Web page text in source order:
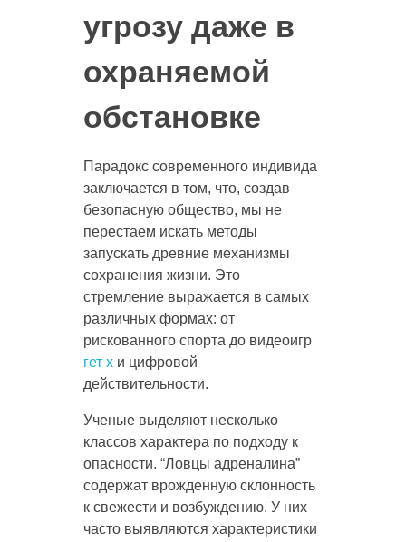
угрозу даже в
охраняемой
обстановке
Парадокс современного индивида
заключается в том, что, создав
безопасную общество, мы не
перестаем искать методы
запускать древние механизмы
сохранения жизни. Это
стремление выражается в самых
различных формах: от
рискованного спорта до видеоигр
гет хи цифровой
действительности.
Ученые выделяют несколько
классов характера по подходу к
опасности. “Ловцы адреналина”
содержат врожденную склонность
к свежести и возбуждению. У них
часто выявляются характеристики